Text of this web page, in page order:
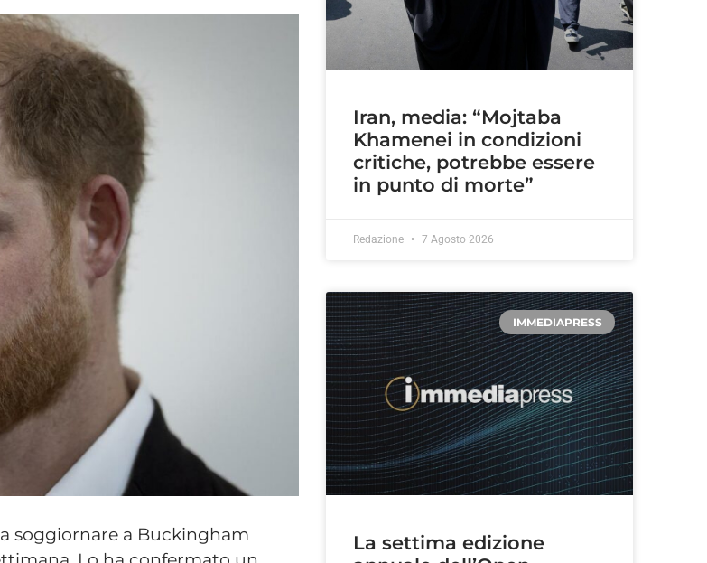
soggiornare a Buckingham
Iran, media: “Mojtaba
Khamenei in condizioni
critiche, potrebbe essere
in punto di morte”
Redazione 7 Agosto 2026
IMMEDIAPRESS
La settima edizione